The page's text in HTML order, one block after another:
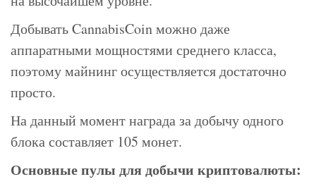
Добывать CannabisCoin можно даже
аппаратными мощностями среднего класса,
поэтому майнинг осуществляется достаточно
просто.
На данный момент награда за добычу одного
блока составляет 105 монет.
Основные пулы для добычи криптовалюты: